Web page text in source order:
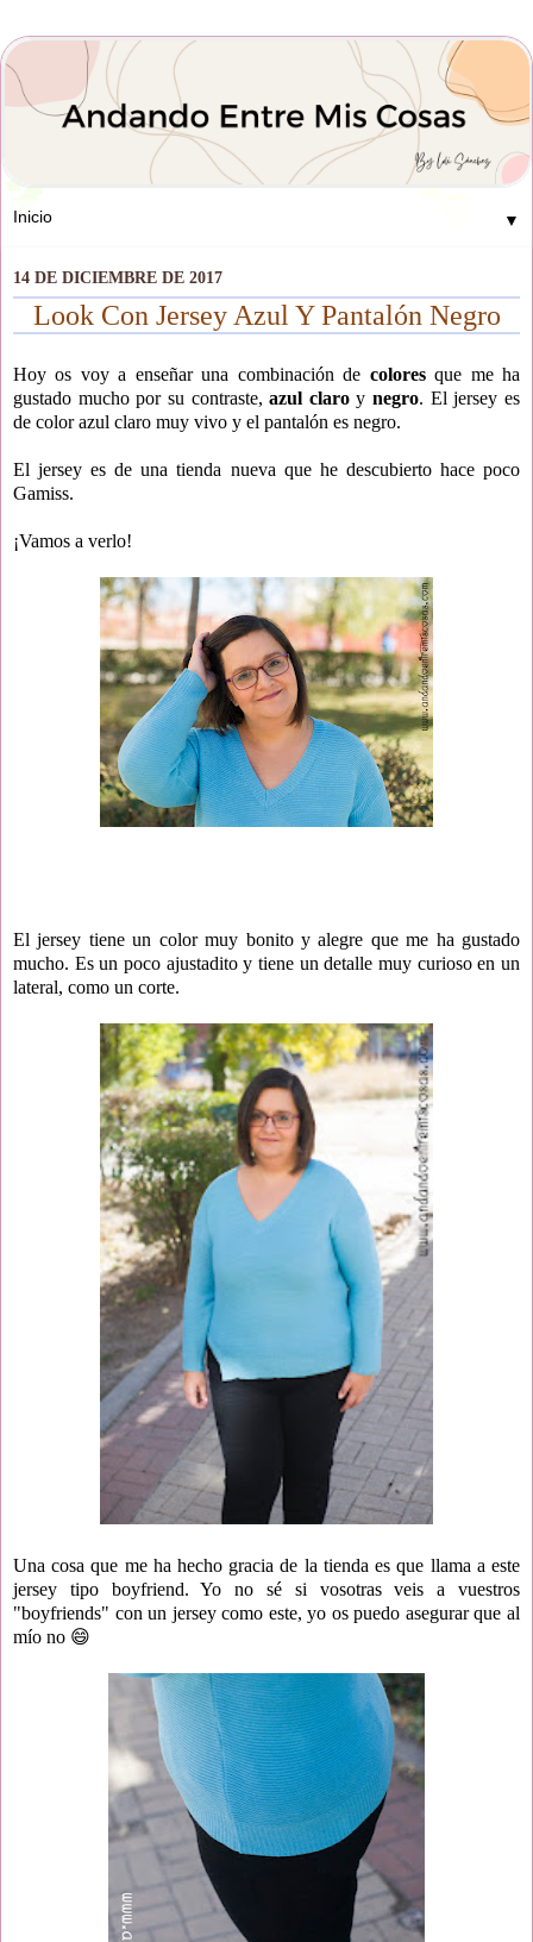
▼
14 DE DICIEMBRE DE 2017
Look Con Jersey Azul Y Pantalón Negro
Hoy os voy a enseñar una combinación de coloresque me ha
gustado mucho por su contraste,azul claroy negro. El jersey es
de color azul claro muy vivo y el pantalón es negro.
El jersey es de una tienda nueva que he descubierto hace poco
Gamiss.
¡Vamos a verlo!
El jersey tiene un color muy bonito y alegre que me ha gustado
mucho. Es un poco ajustadito y tiene un detalle muy curioso en un
lateral, como un corte.
Una cosa que me ha hecho gracia de la tienda es que llama a este
jersey tipo boyfriend. Yo no sé si vosotras veis a vuestros
"boyfriends" con un jersey como este, yo os puedo asegurar que al
mío no 😄